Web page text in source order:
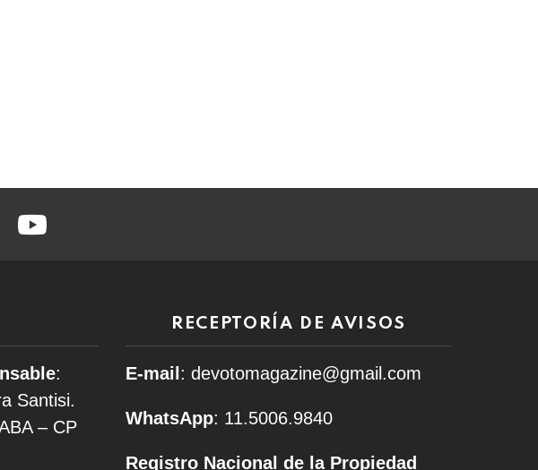
:
Santisi.
– CP
RECEPTORÍA DE AVISOS
E-mail : devotomagazine@gmail.com
WhatsApp: 11.5006.9840
Registro Nacional de la Propiedad